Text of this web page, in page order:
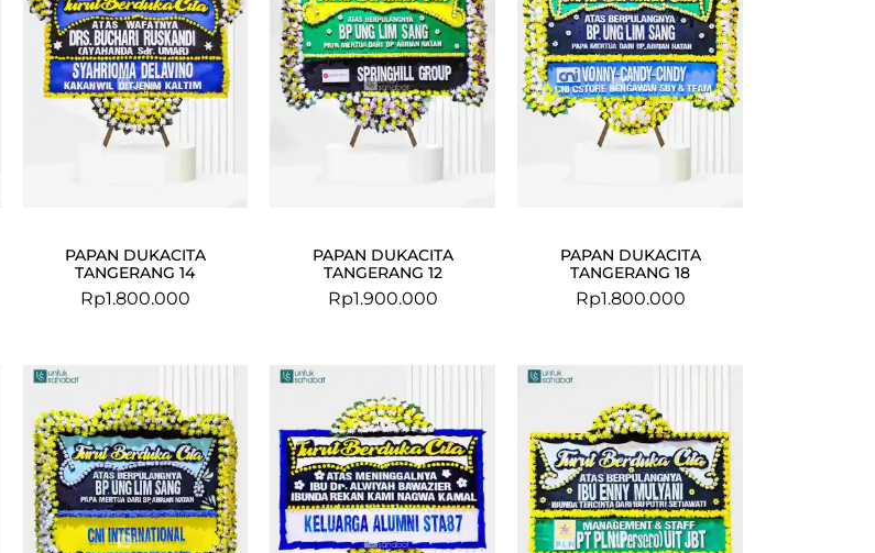
PAPAN DUKACITA
TANGERANG 14
Rp1.800.000
PAPAN DUKACITA
TANGERANG 12
Rp1.900.000
PAPAN DUKACITA
TANGERANG 18
Rp1.800.000